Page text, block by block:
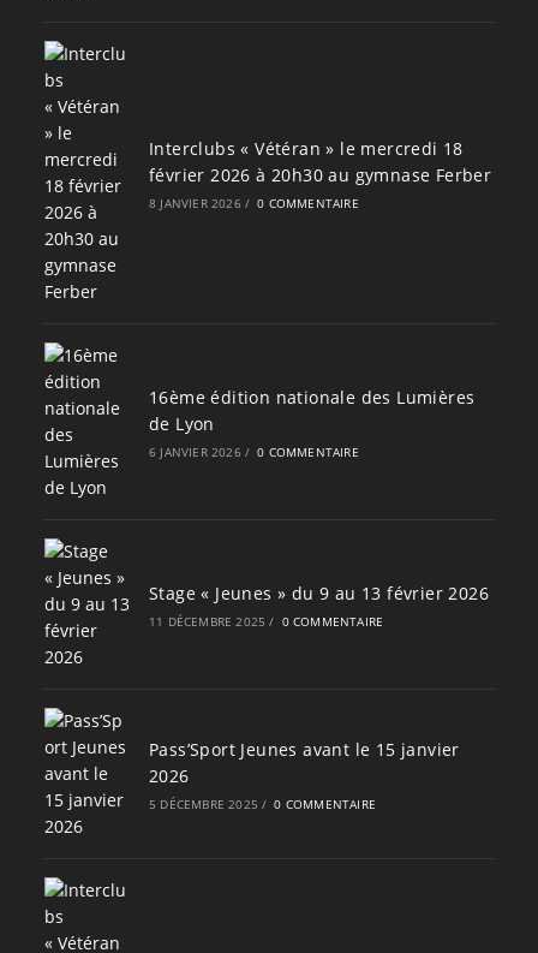
Interclubs « Vétéran » le mercredi 18
février 2026 à 20h30 au gymnase Ferber
8 JANVIER 2026 / 0 COMMENTAIRE
16ème édition nationale des Lumières
de Lyon
6 JANVIER 2026 / 0 COMMENTAIRE
Stage « Jeunes » du 9 au 13 février 2026
11 DÉCEMBRE 2025 / 0 COMMENTAIRE
Pass’Sport Jeunes avant le 15 janvier
2026
5 DÉCEMBRE 2025 / 0 COMMENTAIRE